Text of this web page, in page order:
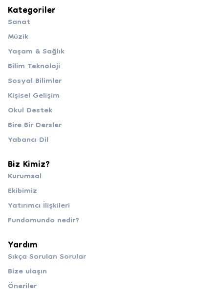
Kategoriler
Sanat
Müzik
Yaşam & Sağlık
Bilim Teknoloji
Sosyal Bilimler
Kişisel Gelişim
Okul Destek
Bire Bir Dersler
Yabancı Dil
Biz Kimiz?
Kurumsal
Ekibimiz
Yatırımcı İlişkileri
Fundomundo nedir?
Yardım
Sıkça Sorulan Sorular
Bize ulaşın
Öneriler